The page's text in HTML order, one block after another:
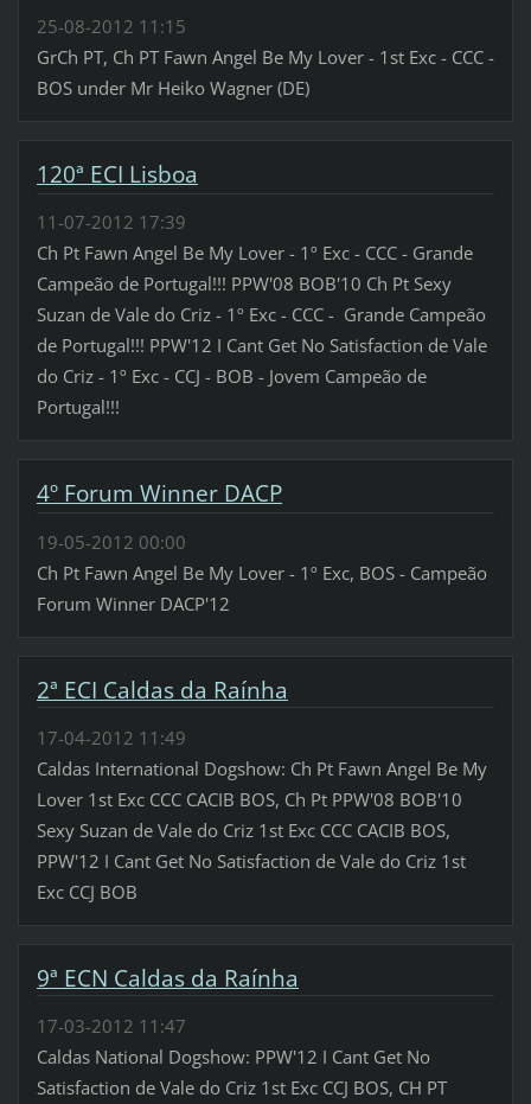
25-08-2012 11:15
GrCh PT, Ch PT Fawn Angel Be My Lover - 1st Exc - CCC -
BOS under Mr Heiko Wagner (DE)
120ª ECI Lisboa
11-07-2012 17:39
Ch Pt Fawn Angel Be My Lover - 1º Exc - CCC - Grande
Campeão de Portugal!!! PPW'08 BOB'10 Ch Pt Sexy
Suzan de Vale do Criz - 1º Exc - CCC - Grande Campeão
de Portugal!!! PPW'12 I Cant Get No Satisfaction de Vale
do Criz - 1º Exc - CCJ - BOB - Jovem Campeão de
Portugal!!!
4º Forum Winner DACP
19-05-2012 00:00
Ch Pt Fawn Angel Be My Lover - 1º Exc, BOS - Campeão
Forum Winner DACP'12
2ª ECI Caldas da Raínha
17-04-2012 11:49
Caldas International Dogshow: Ch Pt Fawn Angel Be My
Lover 1st Exc CCC CACIB BOS, Ch Pt PPW'08 BOB'10
Sexy Suzan de Vale do Criz 1st Exc CCC CACIB BOS,
PPW'12 I Cant Get No Satisfaction de Vale do Criz 1st
Exc CCJ BOB
9ª ECN Caldas da Raínha
17-03-2012 11:47
Caldas National Dogshow: PPW'12 I Cant Get No
Satisfaction de Vale do Criz 1st Exc CCJ BOS, CH PT